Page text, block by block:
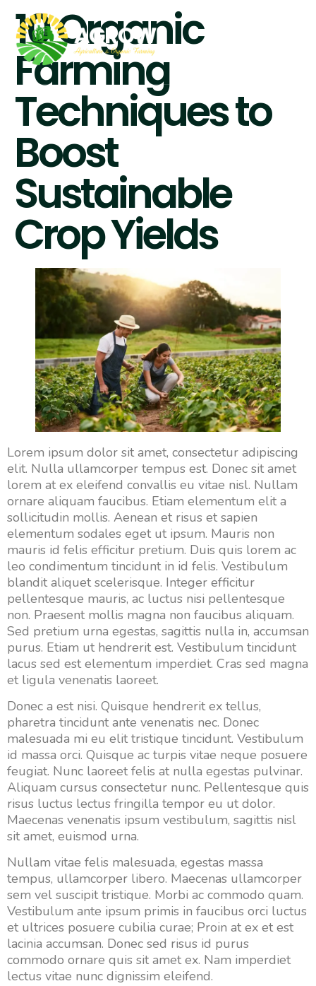
10 Organic
Farming
Techniques to
Boost
Sustainable
Crop Yields
Lorem ipsum dolor sit amet, consectetur adipiscing
elit. Nulla ullamcorper tempus est. Donec sit amet
lorem at ex eleifend convallis eu vitae nisl. Nullam
ornare aliquam faucibus. Etiam elementum elit a
sollicitudin mollis. Aenean et risus et sapien
elementum sodales eget ut ipsum. Mauris non
mauris id felis efficitur pretium. Duis quis lorem ac
leo condimentum tincidunt in id felis. Vestibulum
blandit aliquet scelerisque. Integer efficitur
pellentesque mauris, ac luctus nisi pellentesque
non. Praesent mollis magna non faucibus aliquam.
Sed pretium urna egestas, sagittis nulla in, accumsan
purus. Etiam ut hendrerit est. Vestibulum tincidunt
lacus sed est elementum imperdiet. Cras sed magna
et ligula venenatis laoreet.
Donec a est nisi. Quisque hendrerit ex tellus,
pharetra tincidunt ante venenatis nec. Donec
malesuada mi eu elit tristique tincidunt. Vestibulum
id massa orci. Quisque ac turpis vitae neque posuere
feugiat. Nunc laoreet felis at nulla egestas pulvinar.
Aliquam cursus consectetur nunc. Pellentesque quis
risus luctus lectus fringilla tempor eu ut dolor.
Maecenas venenatis ipsum vestibulum, sagittis nisl
sit amet, euismod urna.
Nullam vitae felis malesuada, egestas massa
tempus, ullamcorper libero. Maecenas ullamcorper
sem vel suscipit tristique. Morbi ac commodo quam.
Vestibulum ante ipsum primis in faucibus orci luctus
et ultrices posuere cubilia curae; Proin at ex et est
lacinia accumsan. Donec sed risus id purus
commodo ornare quis sit amet ex. Nam imperdiet
lectus vitae nunc dignissim eleifend.